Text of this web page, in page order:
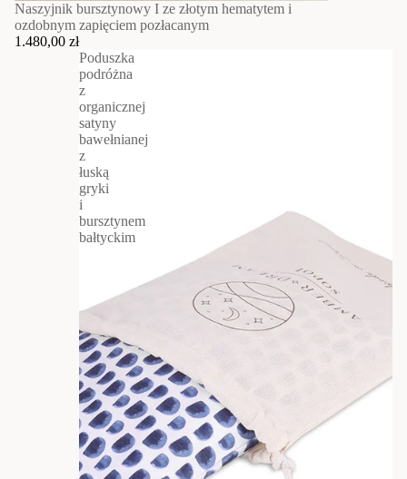
Naszyjnik bursztynowy I ze złotym hematytem i
ozdobnym zapięciem pozłacanym
1.480,00 zł
Poduszka
podróżna
z
organicznej
satyny
bawełnianej
z
łuską
gryki
i
bursztynem
bałtyckim